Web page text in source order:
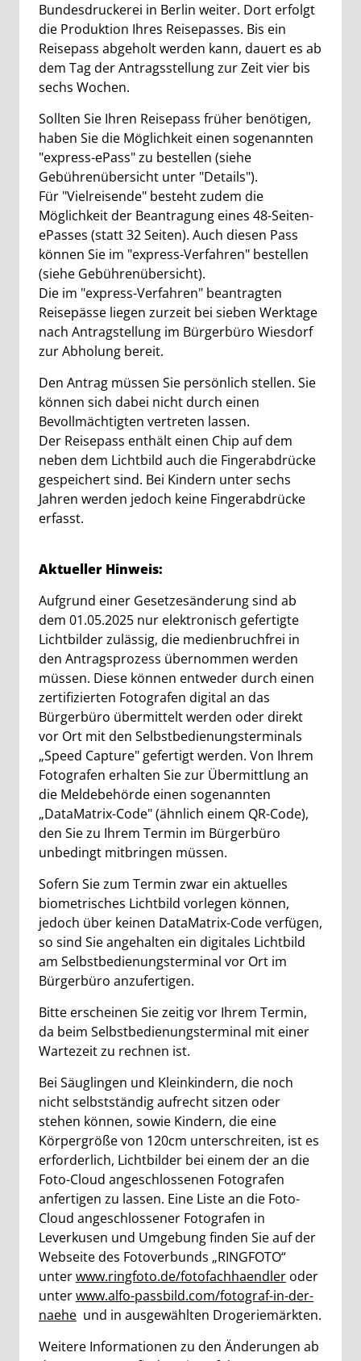
Bundesdruckerei in Berlin weiter. Dort erfolgt
die Produktion Ihres Reisepasses. Bis ein
Reisepass abgeholt werden kann, dauert es ab
dem Tag der Antragsstellung zur Zeit vier bis
sechs Wochen.
Sollten Sie Ihren Reisepass früher benötigen,
haben Sie die Möglichkeit einen sogenannten
"express-ePass" zu bestellen (siehe
Gebührenübersicht unter "Details").
Für "Vielreisende" besteht zudem die
Möglichkeit der Beantragung eines 48-Seiten-
ePasses (statt 32 Seiten). Auch diesen Pass
können Sie im "express-Verfahren" bestellen
(siehe Gebührenübersicht).
Die im "express-Verfahren" beantragten
Reisepässe liegen zurzeit bei sieben Werktage
nach Antragstellung im Bürgerbüro Wiesdorf
zur Abholung bereit.
Den Antrag müssen Sie persönlich stellen. Sie
können sich dabei nicht durch einen
Bevollmächtigten vertreten lassen.
Der Reisepass enthält einen Chip auf dem
neben dem Lichtbild auch die Fingerabdrücke
gespeichert sind. Bei Kindern unter sechs
Jahren werden jedoch keine Fingerabdrücke
erfasst.
Aktueller Hinweis:
Aufgrund einer Gesetzesänderung sind ab
dem 01.05.2025 nur elektronisch gefertigte
Lichtbilder zulässig, die medienbruchfrei in
den Antragsprozess übernommen werden
müssen. Diese können entweder durch einen
zertifizierten Fotografen digital an das
Bürgerbüro übermittelt werden oder direkt
vor Ort mit den Selbstbedienungsterminals
„Speed Capture" gefertigt werden. Von Ihrem
Fotografen erhalten Sie zur Übermittlung an
die Meldebehörde einen sogenannten
„DataMatrix-Code" (ähnlich einem QR-Code),
den Sie zu Ihrem Termin im Bürgerbüro
unbedingt mitbringen müssen.
Sofern Sie zum Termin zwar ein aktuelles
biometrisches Lichtbild vorlegen können,
jedoch über keinen DataMatrix-Code verfügen,
so sind Sie angehalten ein digitales Lichtbild
am Selbstbedienungsterminal vor Ort im
Bürgerbüro anzufertigen.
Bitte erscheinen Sie zeitig vor Ihrem Termin,
da beim Selbstbedienungsterminal mit einer
Wartezeit zu rechnen ist.
Bei Säuglingen und Kleinkindern, die noch
nicht selbstständig aufrecht sitzen oder
stehen können, sowie Kindern, die eine
Körpergröße von 120cm unterschreiten, ist es
erforderlich, Lichtbilder bei einem der an die
Foto-Cloud angeschlossenen Fotografen
anfertigen zu lassen. Eine Liste an die Foto-
Cloud angeschlossener Fotografen in
Leverkusen und Umgebung finden Sie auf der
Webseite des Fotoverbunds „RINGFOTO“
unterwww.ringfoto.de/fotofachhaendler oder
unterwww.alfo-passbild.com/fotograf-in-der-
naehe und in ausgewählten Drogeriemärkten.
Weitere Informationen zu den Änderungen ab